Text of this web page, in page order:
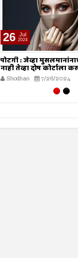
26 Jul
2024
नावात काय आहे?
Shodhan 7/26/2024